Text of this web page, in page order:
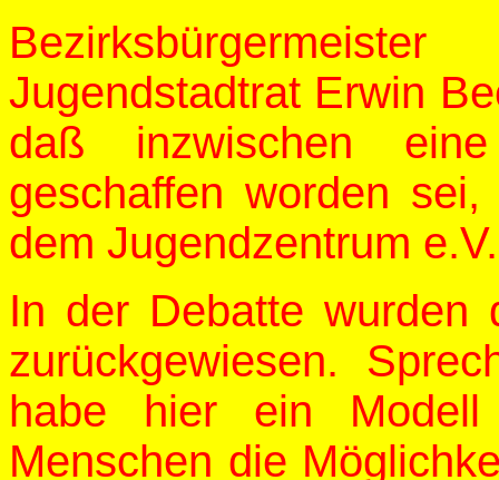
Jugendstadtrat Erwin
daß inzwischen eine
geschaffen worden
dem Jugendzentrum
In der Debatte wurden
zurückgewiesen.
habe hier ein
Menschen die